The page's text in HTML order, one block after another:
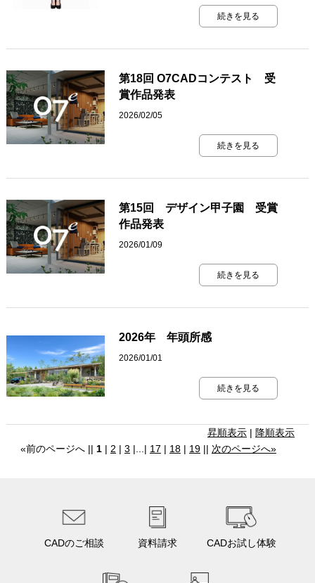
続きを見る
第18回 O7CADコンテスト 受
賞作品発表
2026/02/05
続きを見る
第15回 デザイン甲子園 受賞
作品発表
2026/01/09
続きを見る
2026年 年頭所感
2026/01/01
続きを見る
昇順表示 | 降順表示
«前のページへ || 1| 2 | 3 |...| 17 | 18| 19|| 次のページへ»
CADのご相談 資料請求 CADお試し体験